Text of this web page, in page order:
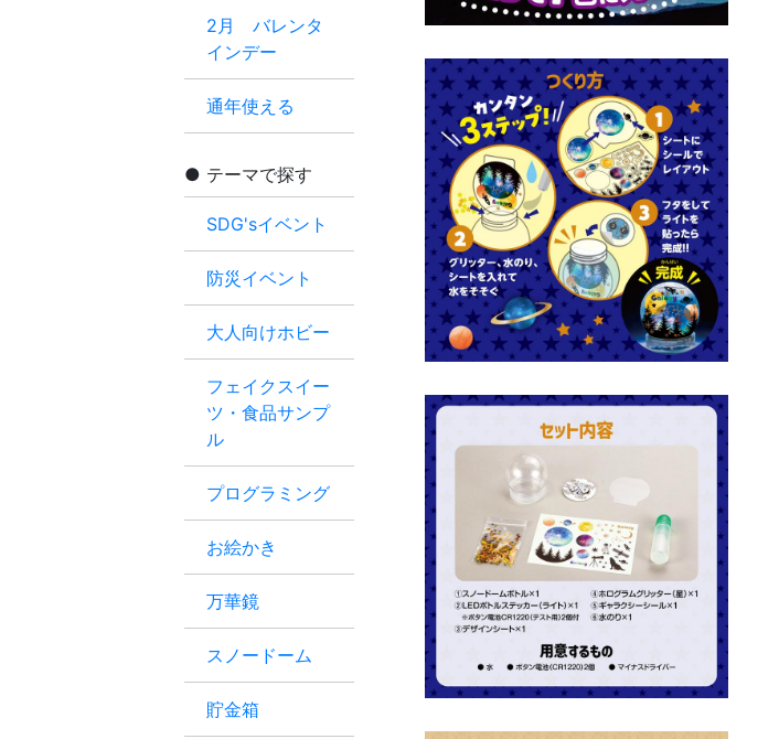
2月 バレンタ
インデー
通年使える
テーマで探す
SDG'sイベント
防災イベント
大人向けホビー
フェイクスイー
ツ・食品サンプ
ル
プログラミング
お絵かき
万華鏡
スノードーム
貯金箱